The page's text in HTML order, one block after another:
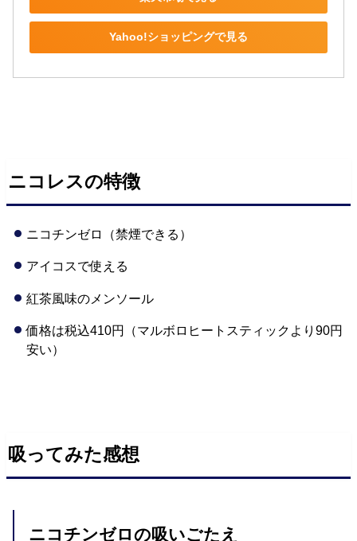
Yahoo!ショッピングで見る
ニコレスの特徴
ニコチンゼロ（禁煙できる）
アイコスで使える
紅茶風味のメンソール
価格は税込410円（マルボロヒートスティックより90円
安い）
吸ってみた感想
ニコチンゼロの吸いごたえ